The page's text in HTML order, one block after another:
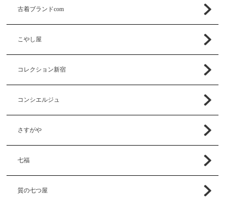
古着ブランドcom
こやし屋
コレクション新宿
コンシエルジュ
さすがや
七福
質の七つ屋